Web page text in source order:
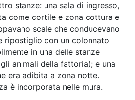
stanze: una sala di ingresso,
come cortile e zona cottura e
scale che conducevano
ripostiglio con un colonnato
in una delle stanze
animali della fattoria); e una
era adibita a zona notte.
è incorporata nelle mura.